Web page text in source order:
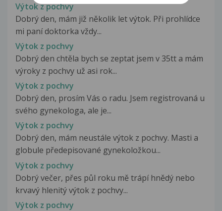
Výtok z pochvy
Dobrý den, mám již několik let výtok. Při prohlídce
mi paní doktorka vždy...
Výtok z pochvy
Dobrý den chtěla bych se zeptat jsem v 35tt a mám
výroky z pochvy už asi rok...
Výtok z pochvy
Dobrý den, prosím Vás o radu. Jsem registrovaná u
svého gynekologa, ale je...
Výtok z pochvy
Dobrý den, mám neustále výtok z pochvy. Masti a
globule předepisované gynekoložkou...
Výtok z pochvy
Dobrý večer, přes půl roku mě trápí hnědý nebo
krvavý hlenitý výtok z pochvy...
Výtok z pochvy